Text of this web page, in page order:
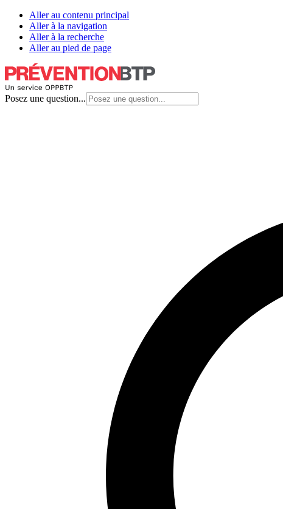
Aller au contenu principal
Aller à la navigation
Aller à la recherche
Aller au pied de page
Posez une question...